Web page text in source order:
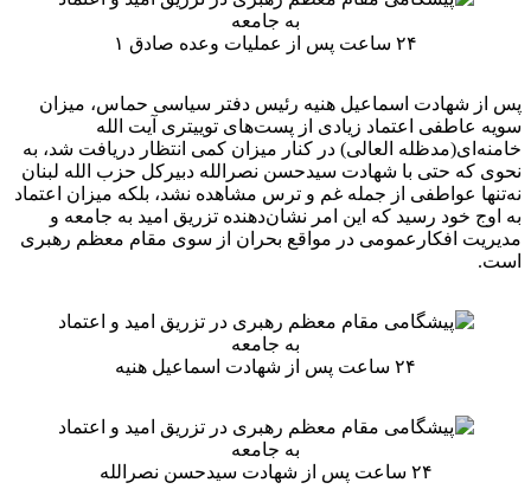
۲۴ ساعت پس از عملیات وعده صادق ۱
پس از شهادت اسماعیل هنیه رئیس دفتر سیاسی حماس، میزان
سویه عاطفی اعتماد زیادی از پست‌های توییتری آیت الله
خامنه‌ای(مدظله العالی) در کنار میزان کمی انتظار دریافت شد، به
نحوی که حتی با شهادت سیدحسن نصرالله دبیرکل حزب الله لبنان
نه‌تنها عواطفی از جمله غم و ترس مشاهده نشد، بلکه میزان اعتماد
به اوج خود رسید که این امر نشان‌دهنده تزریق امید به جامعه و
مدیریت افکارعمومی در مواقع بحران از سوی مقام معظم رهبری
است.
۲۴ ساعت پس از شهادت اسماعیل هنیه
۲۴ ساعت پس از شهادت سیدحسن نصرالله